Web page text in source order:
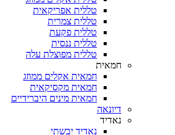
טללית אפריקאית
טללית צמרית
טללית פקעת
טללית ננסית
טללית מפוצלת עלה
חמאית
חמאית אקלים ממוזג
חמאית מקסיקאית
חמאית מינים היברידיים
דיונאה
נאדיד
נאדיד יבשתי